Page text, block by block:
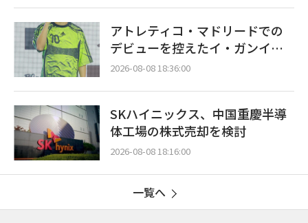
アトレティコ・マドリードでの
デビューを控えたイ・ガンイ
ン…「能力の120%を注ぎ込む」
2026-08-08 18:36:00
SKハイニックス、中国重慶半導
体工場の株式売却を検討
2026-08-08 18:16:00
一覧へ